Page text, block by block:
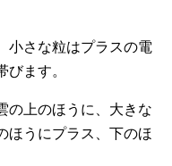
小さな粒はプラスの電
ます。
の上のほうに、大きな
ほうにプラス、下のほ